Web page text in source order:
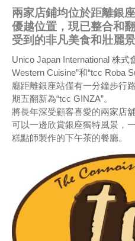
兩家店鋪均位於距離銀
優越位置，現已整合和
受到的非凡美食和壯麗景
Unico Japan International 株式
Western Cuisine”和“tcc Roba
廳距離銀座站僅有一分鐘步行
期五翻新為“tcc GINZA”。
將長年深受顧客喜愛的兩家店
可以一邊欣賞銀座獨特風景，
糕點師製作的下午茶的餐廳。